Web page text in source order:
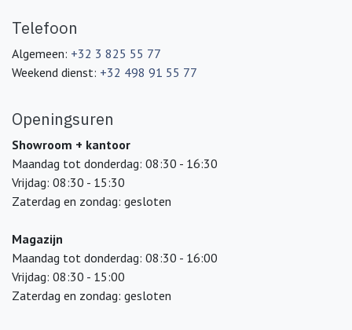
Telefoon
Algemeen: +32 3 825 55 77
Weekend dienst: +32 498 91 55 77
Openingsuren
Showroom + kantoor
Maandag tot donderdag: 08:30 - 16:30
Vrijdag: 08:30 - 15:30
Zaterdag en zondag: gesloten
Magazijn
Maandag tot donderdag: 08:30 - 16:00
Vrijdag: 08:30 - 15:00
Zaterdag en zondag: gesloten